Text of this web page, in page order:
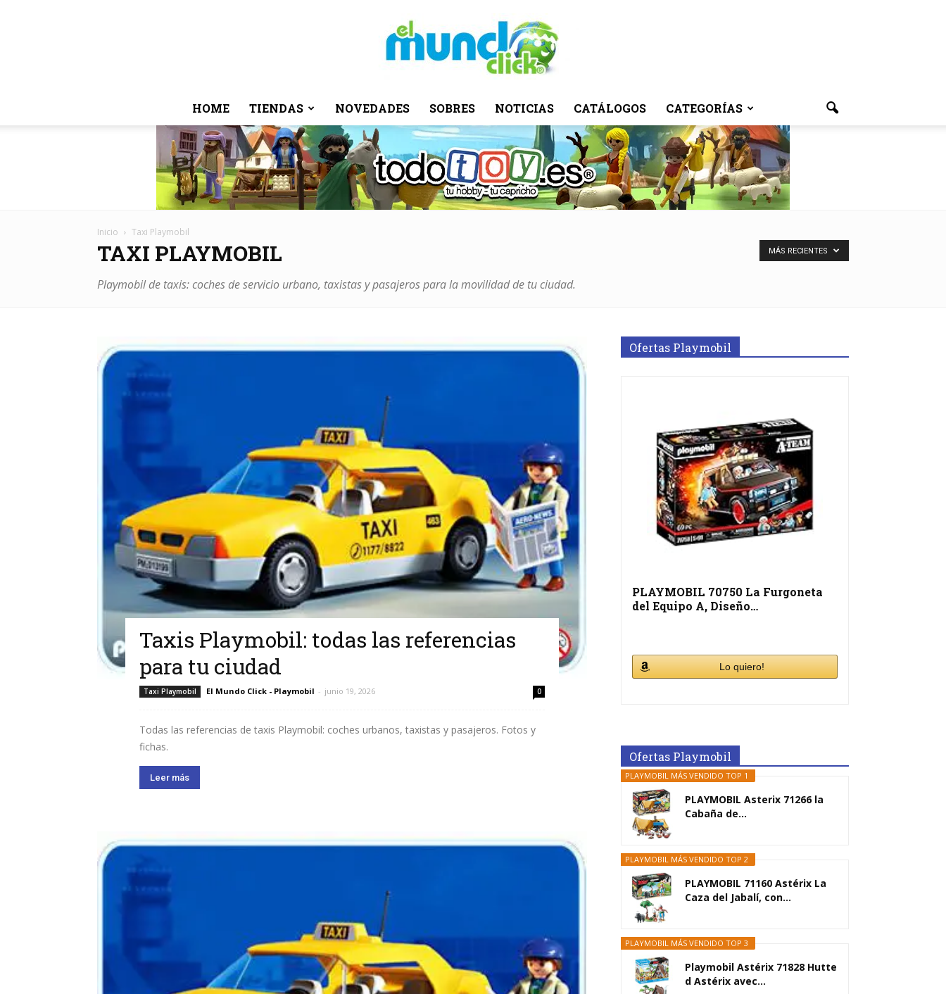
El
HOME TIENDAS NOVEDADES SOBRES NOTICIAS CATÁLOGOS CATEGORÍAS
Inicio Taxi Playmobil
TAXI PLAYMOBIL
Playmobil de taxis: coches de servicio urbano, taxistas y pasajeros para la movilidad de tu ciudad.
MÁS RECIENTES
Taxis Playmobil: todas las referencias
para tu ciudad
Taxi Playmobil El Mundo Click - Playmobil - junio 19, 2026 0
Todas las referencias de taxis Playmobil: coches urbanos, taxistas y pasajeros. Fotos y
fichas.
Leer más
Ofertas Playmobil
PLAYMOBIL 70750 La Furgoneta
del Equipo A, Diseño…
Lo quiero!
Ofertas Playmobil
PLAYMOBIL MÁS VENDIDO TOP 1
PLAYMOBIL Asterix 71266 la
Cabaña de...
PLAYMOBIL MÁS VENDIDO TOP 2
PLAYMOBIL 71160 Astérix La
Caza del Jabalí, con...
PLAYMOBIL MÁS VENDIDO TOP 3
Playmobil Astérix 71828 Hutte
d Astérix avec...